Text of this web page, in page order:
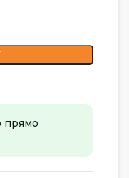
прямо